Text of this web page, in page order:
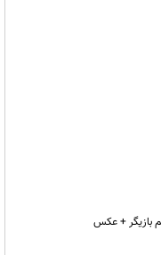
بازیگر + عکس